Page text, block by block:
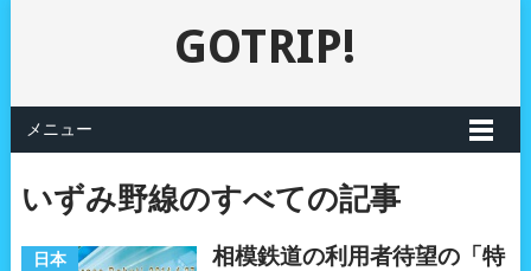
GOTRIP!
メニュー
いずみ野線のすべての記事
日本
相模鉄道の利用者待望の「特